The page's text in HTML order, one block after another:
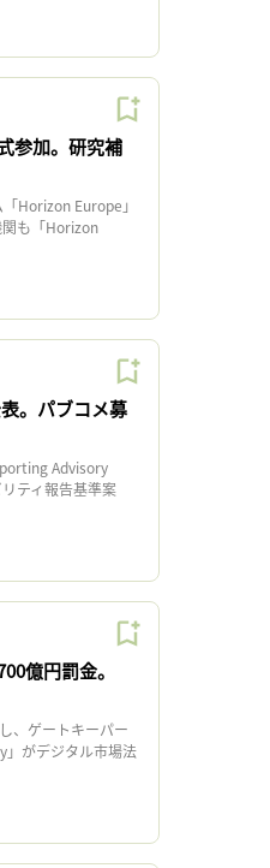
参加。研究補
Horizon Europe」
関も「Horizon
表。パブコメ募
Advisory
ティ報告基準案
億円罰金。
、ゲートキーパー
」がデジタル市場法